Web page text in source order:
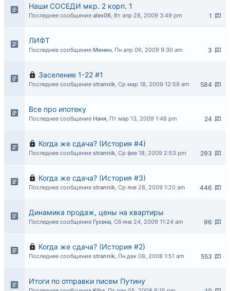
Наши СОСЕДИ мкр. 2 корп. 1
1
Последнее сообщение alex06, Вт апр 28, 2009 3:49 pm
ЛИФТ
3
Последнее сообщение Минин, Пн апр 06, 2009 9:30 am
Заселение 1-22 #1
584
Последнее сообщение strannik, Ср мар 18, 2009 12:59 am
Все про ипотеку
24
Последнее сообщение Наня, Пт мар 13, 2009 1:48 pm
Когда же сдача? (История #4)
293
Последнее сообщение strannik, Ср фев 18, 2009 2:53 pm
Когда же сдача? (История #3)
446
Последнее сообщение strannik, Ср янв 28, 2009 1:20 am
Динамика продаж, цены на квартиры
96
Последнее сообщение Гусена, Сб янв 24, 2009 11:24 am
Когда же сдача? (История #2)
553
Последнее сообщение strannik, Пн дек 08, 2008 1:51 am
Итоги по отправки писем Путину